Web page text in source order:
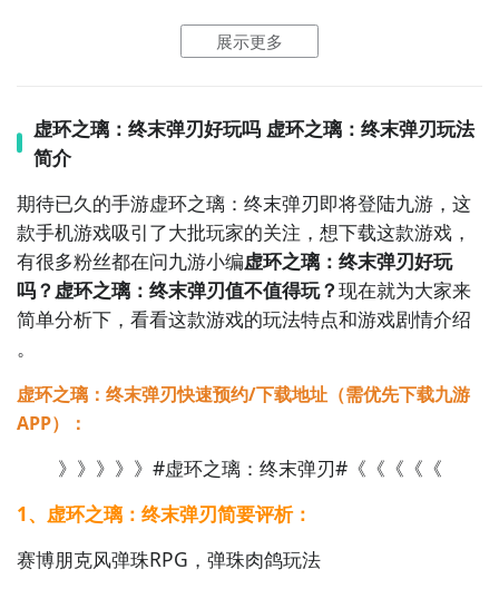
，搜索虚环之璃：终末弹刃，进入之
载】，高速下载可以更加节省下载时间和流量，能够很
好的解决下载耗时长的问题。 如图所示：
展示更多
虚环之璃：终末弹刃好玩吗 虚环之璃：终末弹刃玩法
简介
期待已久的手游虚环之璃：终末弹刃即将登陆九游，这
款手机游戏吸引了大批玩家的关注，想下载这款游戏，
有很多粉丝都在问九游小编虚环之璃：终末弹刃好玩
吗？虚环之璃：终末弹刃值不值得玩？现在就为大家来
简单分析下，看看这款游戏的玩法特点和游戏剧情介绍
。
虚环之璃：终末弹刃快速预约/下载地址（需优先下载九游
APP）：
》》》》》#虚环之璃：终末弹刃#《《《《《
1、虚环之璃：终末弹刃简要评析：
赛博朋克风弹珠RPG，弹珠肉鸽玩法